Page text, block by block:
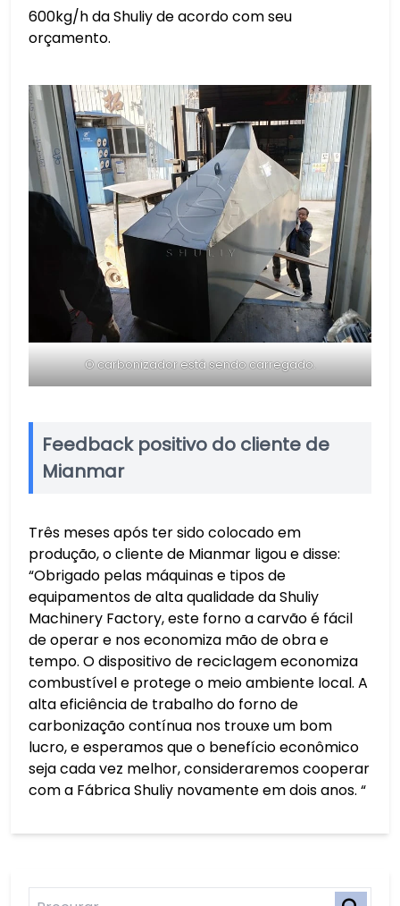
600kg/h da Shuliy de acordo com seu
orçamento.
O carbonizador está sendo carregado.
Feedback positivo do cliente de
Mianmar
Três meses após ter sido colocado em
produção, o cliente de Mianmar ligou e disse:
“Obrigado pelas máquinas e tipos de
equipamentos de alta qualidade da Shuliy
Machinery Factory, este forno a carvão é fácil
de operar e nos economiza mão de obra e
tempo. O dispositivo de reciclagem economiza
combustível e protege o meio ambiente local. A
alta eficiência de trabalho do forno de
carbonização contínua nos trouxe um bom
lucro, e esperamos que o benefício econômico
seja cada vez melhor, consideraremos cooperar
com a Fábrica Shuliy novamente em dois anos. “